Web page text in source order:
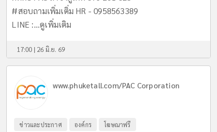
#สอบถามเพิ่มเติ่ม HR - 0958563389
LINE :...ดูเพิ่มเติม
17:00 | 26 มิ.ย. 69
www.phuketall.com/PAC Corporation
ข่าวและประกาศ องค์กร โฆษณาฟรี